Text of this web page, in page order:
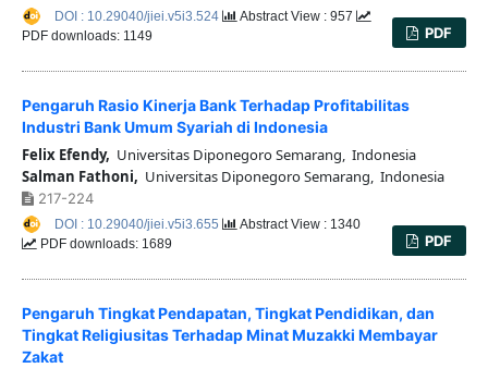
PDF
DOI : 10.29040/jiei.v5i3.524
Abstract View : 957
PDF downloads: 1149
Pengaruh Rasio Kinerja Bank Terhadap Profitabilitas
Industri Bank Umum Syariah di Indonesia
Felix Efendy, Universitas Diponegoro Semarang, Indonesia
Salman Fathoni, Universitas Diponegoro Semarang, Indonesia
217-224
PDF
DOI : 10.29040/jiei.v5i3.655
Abstract View : 1340
PDF downloads: 1689
Pengaruh Tingkat Pendapatan, Tingkat Pendidikan, dan
Tingkat Religiusitas Terhadap Minat Muzakki Membayar
Zakat